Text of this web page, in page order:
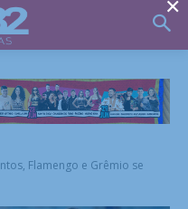
Flamengo e Grêmio se